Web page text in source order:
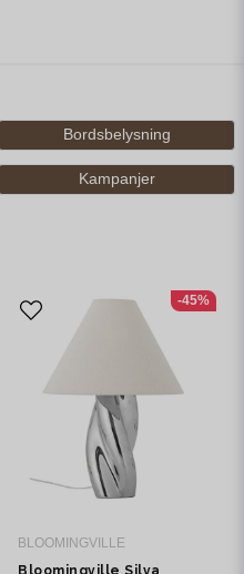
Bordsbelysning
Kampanjer
BLOOMINGVILLE
Bloomingville Silva
-45%